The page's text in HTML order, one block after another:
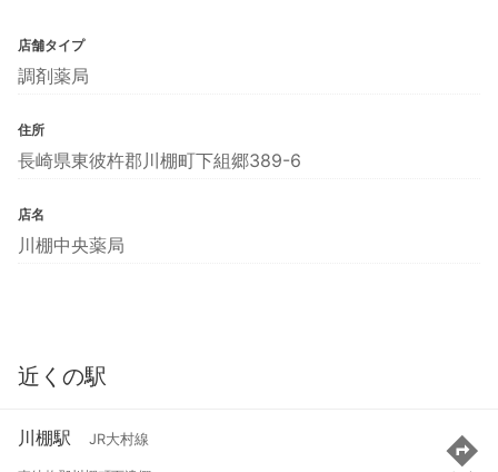
店舗タイプ
調剤薬局
住所
長崎県東彼杵郡川棚町下組郷389-6
店名
川棚中央薬局
近くの駅
川棚駅 JR大村線